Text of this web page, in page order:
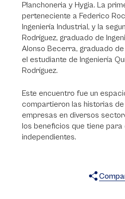
Planchoneria y Hygia. La
perteneciente a Federico
Ingeniería Industrial, y la
Rodríguez, graduado de
Alonso Becerra, graduado de
el estudiante de Ingeniería
Rodríguez.
Este encuentro fue un
compartieron las historias
empresas en diversos
los beneficios que tiene para
independientes.